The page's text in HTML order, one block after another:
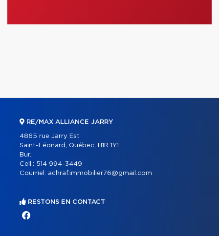
RE/MAX ALLIANCE JARRY
4865 rue Jarry Est
Saint-Léonard, Québec, H1R 1Y1
Bur.:
Cell.: 514 994-3449
Courriel: achraf.immobilier76@gmail.com
RESTONS EN CONTACT